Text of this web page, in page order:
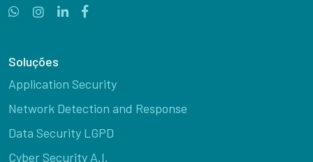
Soluções
Application Security
Network Detection and Response
Data Security LGPD
Cyber Security A.I.